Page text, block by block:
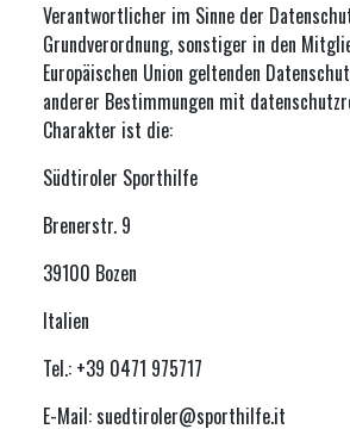
Verantwortlicher im Sinne der
Grundverordnung, sonstiger in den
Europäischen Union geltenden
anderer Bestimmungen mit
Charakter ist die:
Südtiroler Sporthilfe
Brenerstr. 9
39100 Bozen
Italien
Tel.: +39 0471 975717
E-Mail: suedtiroler@sporthilfe.it